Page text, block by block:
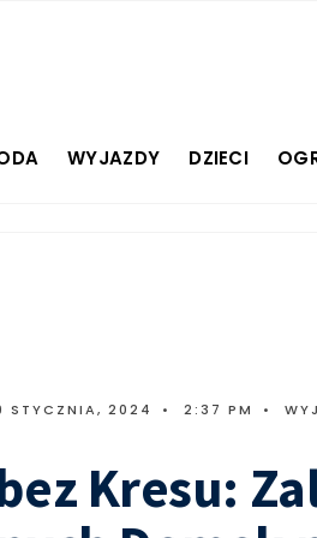
WYJAZDY DZIECI
STYCZNIA, 2024 • 2:37 PM •
Kresu: